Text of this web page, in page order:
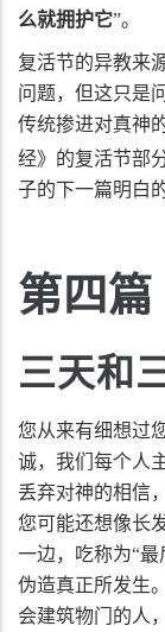
么就拥护它”。
复活节的异教来
问题，但这只是
传统掺进对真神
经》的复活节部
子的下一篇明白的
第四篇
三天和
您从来有细想过
诚，我们每个人
丢弃对神的相信
您可能还想像长
一边，吃称为“
伪造真正所发生
会建筑物门的人